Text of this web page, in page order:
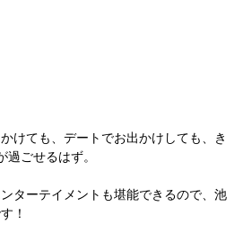
けても、デートでお出かけしても、き
ごせるはず。
ターテイメントも堪能できるので、池
！